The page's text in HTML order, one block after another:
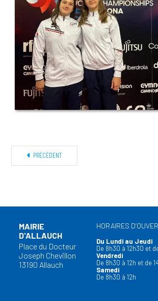
PRÉCÉDENT
MAIRIE
D'ALLAUCH
Place du Docteur
Joseph Chevillon
13190 Allauch
HORAIRES
Du Lundi au Jeudi
De 8h30 à 12h30 et
Vendredi
De 8h30 à 12h et de
Samedi
De 8h30 à 12h